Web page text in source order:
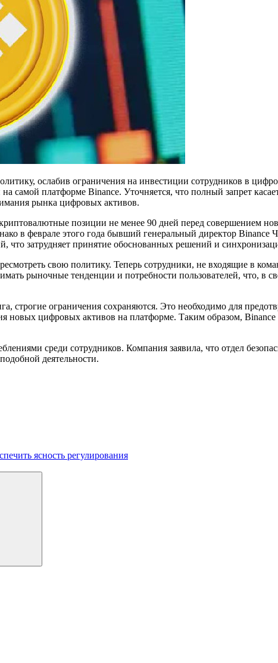
ослабив ограничения на инвестиции сотрудников в
самой платформе Binance. Уточняется, что полный запрет
рынка цифровых активов.
позиции не менее 90 дней перед совершением
в феврале этого года бывший генеральный директор Binance
что затрудняет принятие обоснованных решений и
свою политику. Теперь сотрудники, не входящие в
рыночные тенденции и потребности пользователей, что, в
строгие ограничения сохраняются. Это необходимо для
новых цифровых активов на платформе. Таким образом,
среди сотрудников. Компания заявила, что отдел
деятельности.
ясность регулирования